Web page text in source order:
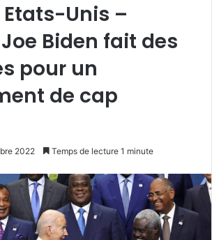
Unis –
Biden fait des
pour un
de cap
2022 Temps de lecture 1 minute